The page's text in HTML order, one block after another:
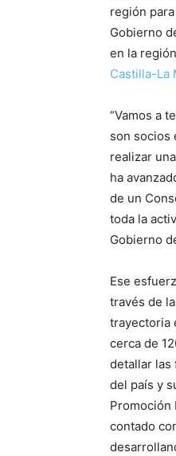
región
Gobierno
en la
Castilla-La
“Vamos a
son socios
realizar
ha
de un
toda la
Gobierno
Ese
través de
trayectoria
cerca de
detallar las
del país y
Promoción
contado